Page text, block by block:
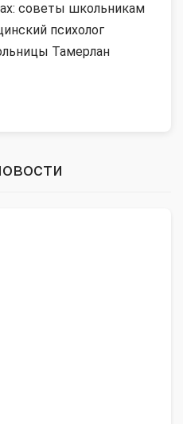
советы школьникам
психолог
Тамерлан